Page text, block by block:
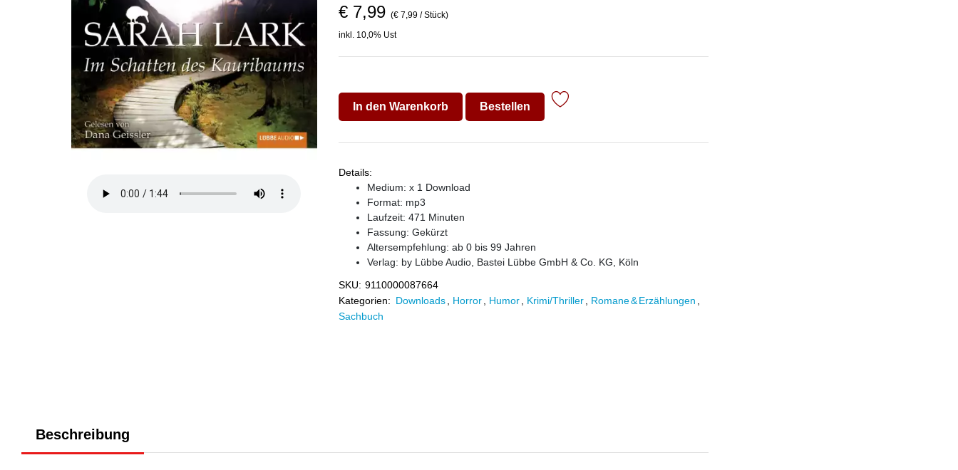
€ 7,99 (€ 7,99 / Stück)
inkl. 10,0% Ust
In den Warenkorb Bestellen
Details:
Medium: x 1 Download
Format: mp3
Laufzeit: 471 Minuten
Fassung: Gekürzt
Altersempfehlung: ab 0 bis 99 Jahren
Verlag: by Lübbe Audio, Bastei Lübbe GmbH & Co. KG, Köln
SKU: 9110000087664
Kategorien: Downloads Horror Humor Krimi/Thriller Romane & Erzählungen
Sachbuch
Beschreibung